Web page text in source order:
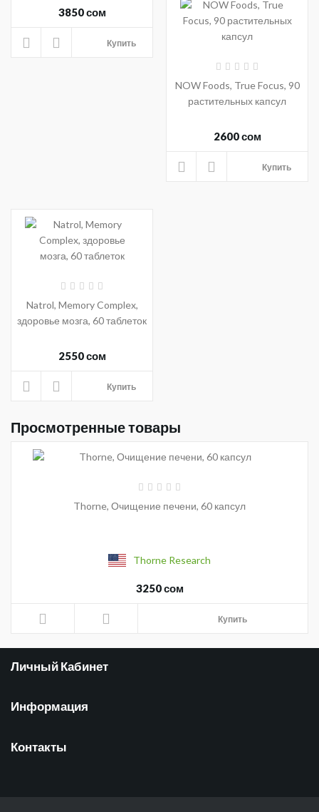
3850 сом
Купить
NOW Foods, True Focus, 90
растительных капсул
2600 сом
Купить
Natrol, Memory Complex,
здоровье мозга, 60 таблеток
2550 сом
Купить
Просмотренные товары
Thorne, Очищение печени, 60 капсул
Thorne Research
3250 сом
Купить
Личный Кабинет
Информация
Контакты